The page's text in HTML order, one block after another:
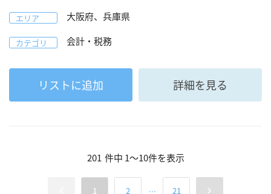
エリア 大阪府、兵庫県
カテゴリ 会計・税務
リストに追加 詳細を見る
201 件中 1～10件を表示
1 2 ... 21